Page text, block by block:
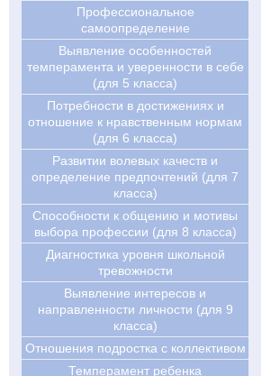
Профессиональное
самоопределение
Выявление особенностей
темперамента и уверенности в себе
(для 5 класса)
Потребности в достижениях и
отношение к нравственным нормам
(для 6 класса)
Развитии волевых качеств и
определение предпочтений (для 7
класса)
Cпособности к общению и мотивы
выбора профессии (для 8 класса)
Диагностика уровня школьной
тревожности
Выявление интересов и
направленности личности (для 9
класса)
Отношения подростка с коллективом
Темперамент ребенка